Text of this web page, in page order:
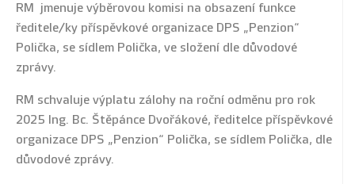
RM jmenuje výběrovou komisi na obsazení funkce
ředitele/ky příspěvkové organizace DPS „Penzion“
Polička, se sídlem Polička, ve složení dle důvodové
zprávy.
RM schvaluje výplatu zálohy na roční odměnu pro rok
2025 Ing. Bc. Štěpánce Dvořákové, ředitelce příspěvkové
organizace DPS „Penzion“ Polička, se sídlem Polička, dle
důvodové zprávy.